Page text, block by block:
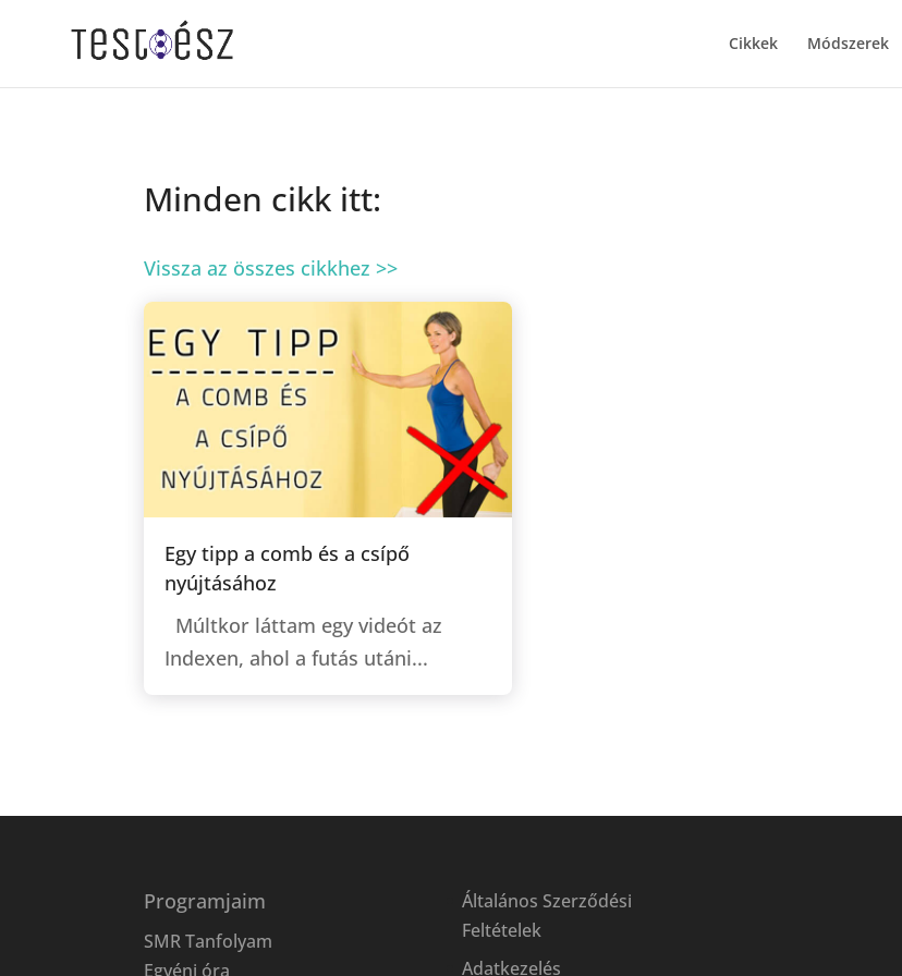
Cikkek Módszerek
Minden cikk itt:
Vissza az összes cikkhez >>
Egy tipp a comb és a csípő
nyújtásához
Múltkor láttam egy videót az
Indexen, ahol a futás utáni...
Programjaim
SMR Tanfolyam
Egyéni óra
Általános Szerződési
Feltételek
Adatkezelés